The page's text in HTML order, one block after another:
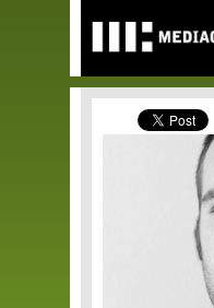
main